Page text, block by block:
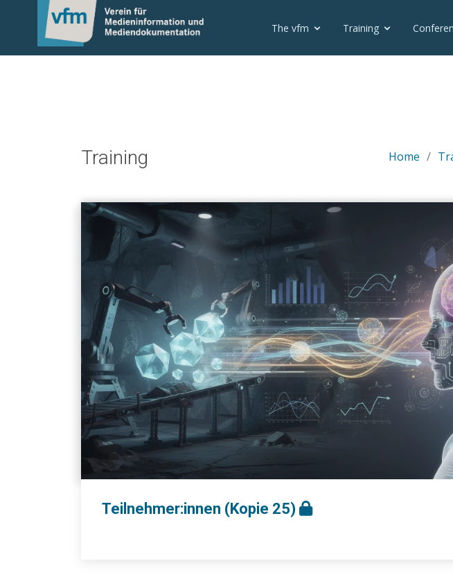
Notice: Undefined variable: otlet_segment_list in
/mnt/web214/a0/21/546221/htdocs/cms/processwire/site/templates/
The vfm Training
Training Home
Teilnehmer:innen (Kopie 25)